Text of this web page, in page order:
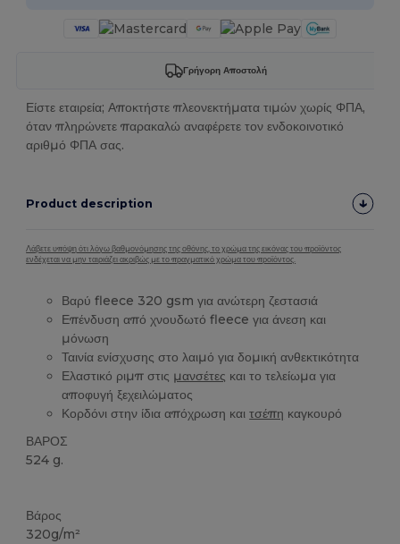
Γρήγορη Αποστολή
Είστε εταιρεία; Αποκτήστε πλεονεκτήματα τιμών χωρίς ΦΠΑ,
όταν πληρώνετε παρακαλώ αναφέρετε τον ενδοκοινοτικό
αριθμό ΦΠΑ σας.
Product description
Λάβετε υπόψη ότι λόγω βαθμονόμησης της οθόνης, το χρώμα της εικόνας του προϊόντος
ενδέχεται να μην ταιριάζει ακριβώς με το πραγματικό χρώμα του προϊόντος.
Βαρύ fleece 320 gsm για ανώτερη ζεστασιά
Επένδυση από χνουδωτό fleece για άνεση και
μόνωση
Ταινία ενίσχυσης στο λαιμό για δομική ανθεκτικότητα
Ελαστικό ριμπ στις μανσέτες και το τελείωμα για
αποφυγή ξεχειλώματος
Κορδόνι στην ίδια απόχρωση καιτσέπη καγκουρό
ΒΑΡΟΣ
524 g.
Βάρος
320g/m²